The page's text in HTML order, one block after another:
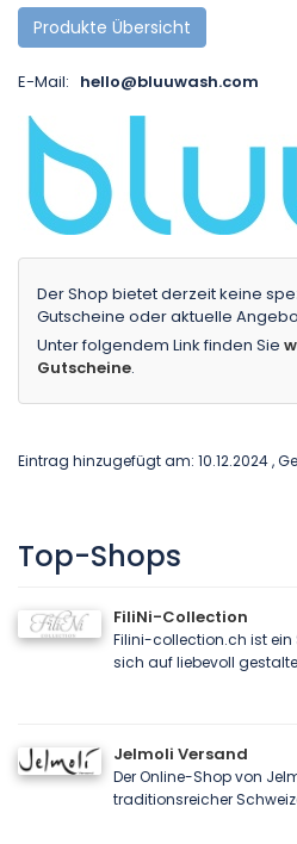
Produkte Übersicht
E-Mail: hello@bluuwash.com
Der Shop bietet derzeit keine
Gutscheine oder aktuelle
Unter folgendem Link finden Sie
Gutscheine.
Eintrag hinzugefügt am: 10.12.2024 ,
Top-Shops
FiliNi-Collection
Filini-collection.ch ist ein
sich auf liebevoll
Jelmoli Versand
Der Online-Shop von
traditionsreicher